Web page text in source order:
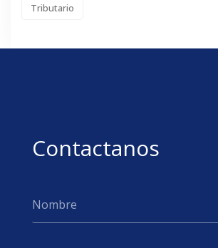
Tributario
Contactanos